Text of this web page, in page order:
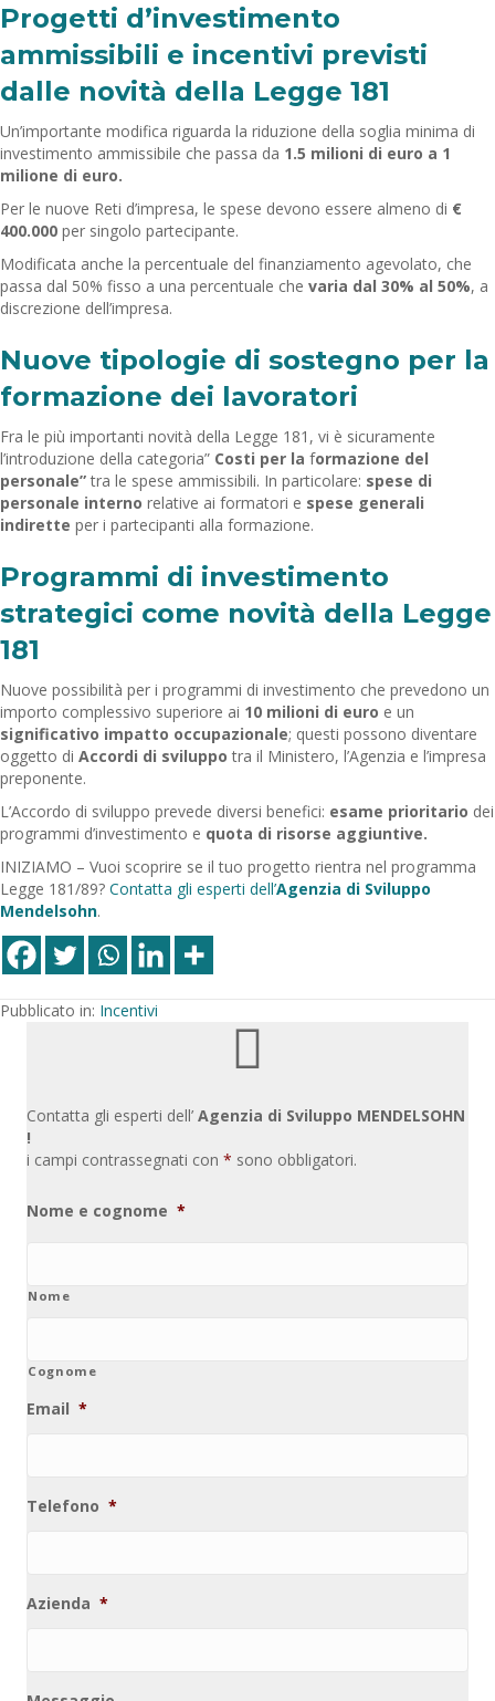
Progetti d’investimento
ammissibili e incentivi previsti
dalle novità della Legge 181
Un’importante modifica riguarda la riduzione della soglia minima di
investimento ammissibile che passa da 1.5 milioni di euro a 1
milione di euro.
Per le nuove Reti d’impresa, le spese devono essere almeno di €
400.000 per singolo partecipante.
Modificata anche la percentuale del finanziamento agevolato, che
passa dal 50% fisso a una percentuale che varia dal 30% al 50%, a
discrezione dell’impresa.
Nuove tipologie di sostegno per la
formazione dei lavoratori
Fra le più importanti novità della Legge 181, vi è sicuramente
l’introduzione della categoria” Costi per la formazione del
personale”tra le spese ammissibili. In particolare: spese di
personale interno relative ai formatori e spese generali
indirette per i partecipanti alla formazione.
Programmi di investimento
strategici come novità della Legge
181
Nuove possibilità per i programmi di investimento che prevedono un
importo complessivo superiore ai 10 milioni di euro e un
significativo impatto occupazionale; questi possono diventare
oggetto di Accordi di sviluppo tra il Ministero, l’Agenzia e l’impresa
preponente.
L’Accordo di sviluppo prevede diversi benefici: esame prioritario dei
programmi d’investimento e quota di risorse aggiuntive.
INIZIAMO – Vuoi scoprire se il tuo progetto rientra nel programma
Legge 181/89? Contatta gli esperti dell’Agenzia di Sviluppo
Mendelsohn.
Pubblicato in: Incentivi
Contatta gli esperti dell’ Agenzia di Sviluppo MENDELSOHN
!
i campi contrassegnati con * sono obbligatori.
Nome e cognome *
Nome
Cognome
Email *
Telefono *
Azienda *